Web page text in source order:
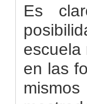
Es
escuela
en las